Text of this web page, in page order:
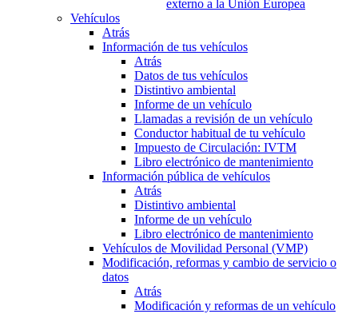
externo a la Unión Europea
Vehículos
Atrás
Información de tus vehículos
Atrás
Datos de tus vehículos
Distintivo ambiental
Informe de un vehículo
Llamadas a revisión de un vehículo
Conductor habitual de tu vehículo
Impuesto de Circulación: IVTM
Libro electrónico de mantenimiento
Información pública de vehículos
Atrás
Distintivo ambiental
Informe de un vehículo
Libro electrónico de mantenimiento
Vehículos de Movilidad Personal (VMP)
Modificación, reformas y cambio de servicio o
datos
Atrás
Modificación y reformas de un vehículo